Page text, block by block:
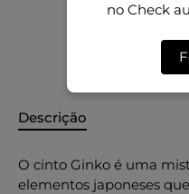
Descrição
O cinto Ginko é uma
elementos japoneses
no Check